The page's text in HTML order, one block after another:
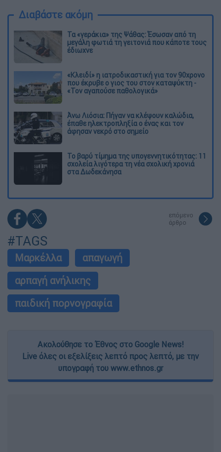
Διαβάστε ακόμη
Τα «γεράκια» της Ψάθας: Έσωσαν από τη
μεγάλη φωτιά τη γειτονιά που κάποτε τους
έδιωχνε
«Κλειδί» η ιατροδικαστική για τον 90χρονο
που έκρυβε ο γιος του στον καταψύκτη -
«Τον αγαπούσε παθολογικά»
Άνω Λιόσια: Πήγαν να κλέψουν καλώδια,
έπαθε ηλεκτροπληξία ο ένας και τον
άφησαν νεκρό στο σημείο
Το βαρύ τίμημα της υπογεννητικότητας: 11
σχολεία λιγότερα τη νέα σχολική χρονιά
στα Δωδεκάνησα
επόμενο
άρθρο
#TAGS
Μαρκέλλα
απαγωγή
αρπαγή ανήλικης
παιδική πορνογραφία
Ακολούθησε το Έθνος στο Google News!
Live όλες οι εξελίξεις λεπτό προς λεπτό, με την
υπογραφή του www.ethnos.gr